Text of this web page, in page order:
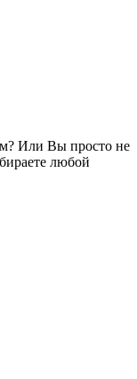
Или Вы просто не
любой